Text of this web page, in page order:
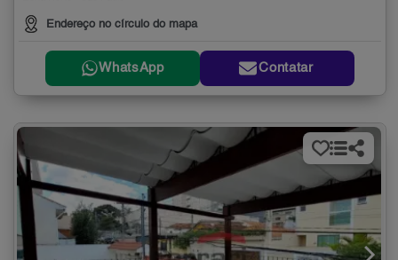
Endereço no círculo do mapa
WhatsApp Contatar